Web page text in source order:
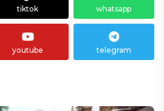
tiktok whatsapp
youtube telegram